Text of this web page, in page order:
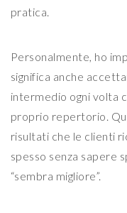
pratica.
Personalmente, ho
significa anche
intermedio ogni volta
proprio repertorio.
risultati che le clienti
spesso senza sapere
“sembra migliore”.